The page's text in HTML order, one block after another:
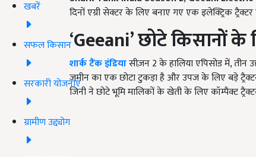
खबरें
सफल किसान
सरकारी योजनाएं
ग्रामीण उद्द्योग
दिनों एग्री सेक्टर के लिए बनाए गए एक इलेक्ट्रिक
‘Geeani’छोटे किसानों
शार्क टैंक इंडियासीज़न 2 के हालिया एपिसोड में, तीन
ज़मीन का एक छोटा टुकड़ा है और उपज के लिए बड़े ट्रैक्टर
जिनी ने छोटे भूमि मालिकों के खेती के लिए कॉम्पैक्ट